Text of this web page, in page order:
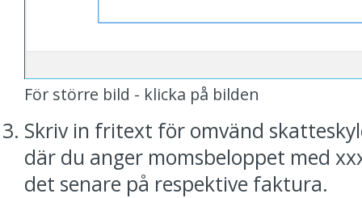
För större bild - klicka på bilden
Skriv in fritext för omvänd
där du anger momsbeloppet med
det senare på respektive faktura.